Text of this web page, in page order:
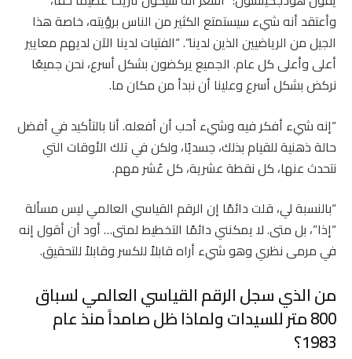
وأعتقد أنه شيء سيستمتع الكثير من الناس برؤيته، خاصة هذا
الجيل من الرياضيين الذين لدينا”. “الفتيات لدينا الآن لديهم معايير
أعلى وأعلى كل عام. الجميع يركضون بشكل أسرع، نحن جميعًا
نركض بشكل أسرع وعلينا أن نبدأ من مكان ما.
“إنه شيء أفكر فيه وشيء أحب أن أفعله. أنا بالتأكيد في أفضل
حالة ذهنية للقيام بذلك، جسديًا، ولكن في تلك الأوقات التي
نتحدث عنها، كل نقطة عشرية، كل عُشر مهم.
“بالنسبة لي، قلت دائمًا إن الرقم القياسي العالمي ليس مسألة
“إذا”، بل متى. لا يمكنني دائمًا التخطيط لمتى… أود أن أقول إنه
في مرمى نظري وهو شيء أراه قابلاً للكسر وقابلاً للتحقيق.
من الذي سجل الرقم القياسي العالمي لسباق
800 متر للسيدات ولماذا ظل صامداً منذ عام
1983؟